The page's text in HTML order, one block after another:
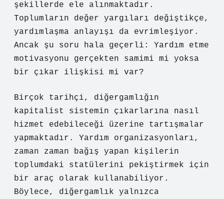
şekillerde ele alınmaktadır.
Toplumların değer yargıları değiştikçe,
yardımlaşma anlayışı da evrimleşiyor.
Ancak şu soru hala geçerli: Yardım etme
motivasyonu gerçekten samimi mi yoksa
bir çıkar ilişkisi mi var?
Birçok tarihçi, diğergamlığın
kapitalist sistemin çıkarlarına nasıl
hizmet edebileceği üzerine tartışmalar
yapmaktadır. Yardım organizasyonları,
zaman zaman bağış yapan kişilerin
toplumdaki statülerini pekiştirmek için
bir araç olarak kullanabiliyor.
Böylece, diğergamlık yalnızca